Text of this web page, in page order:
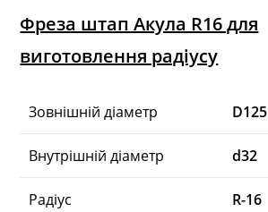
Фреза штап Акула R16 для
виготовлення радіусу
Зовнішній діаметр D125
Внутрішній діаметр d32
Радіус R-16